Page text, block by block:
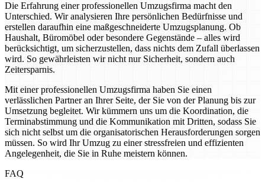
Die Erfahrung einer professionellen Umzugsfirma macht den
Unterschied. Wir analysieren Ihre persönlichen Bedürfnisse und
erstellen daraufhin eine maßgeschneiderte Umzugsplanung. Ob
Haushalt, Büromöbel oder besondere Gegenstände – alles wird
berücksichtigt, um sicherzustellen, dass nichts dem Zufall überlassen
wird. So gewährleisten wir nicht nur Sicherheit, sondern auch
Zeitersparnis.
Mit einer professionellen Umzugsfirma haben Sie einen
verlässlichen Partner an Ihrer Seite, der Sie von der Planung bis zur
Umsetzung begleitet. Wir kümmern uns um die Koordination, die
Terminabstimmung und die Kommunikation mit Dritten, sodass Sie
sich nicht selbst um die organisatorischen Herausforderungen sorgen
müssen. So wird Ihr Umzug zu einer stressfreien und effizienten
Angelegenheit, die Sie in Ruhe meistern können.
FAQ